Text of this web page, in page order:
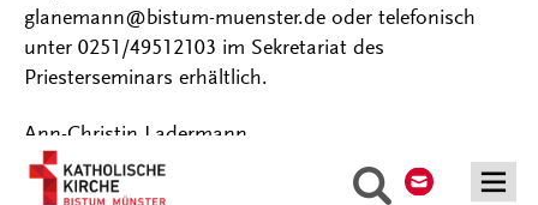
Suche
glanemann@bistum-muenster.de oder telefonisch
unter 0251/49512103 im Sekretariat des
Priesterseminars erhältlich.
Ann-Christin Ladermann